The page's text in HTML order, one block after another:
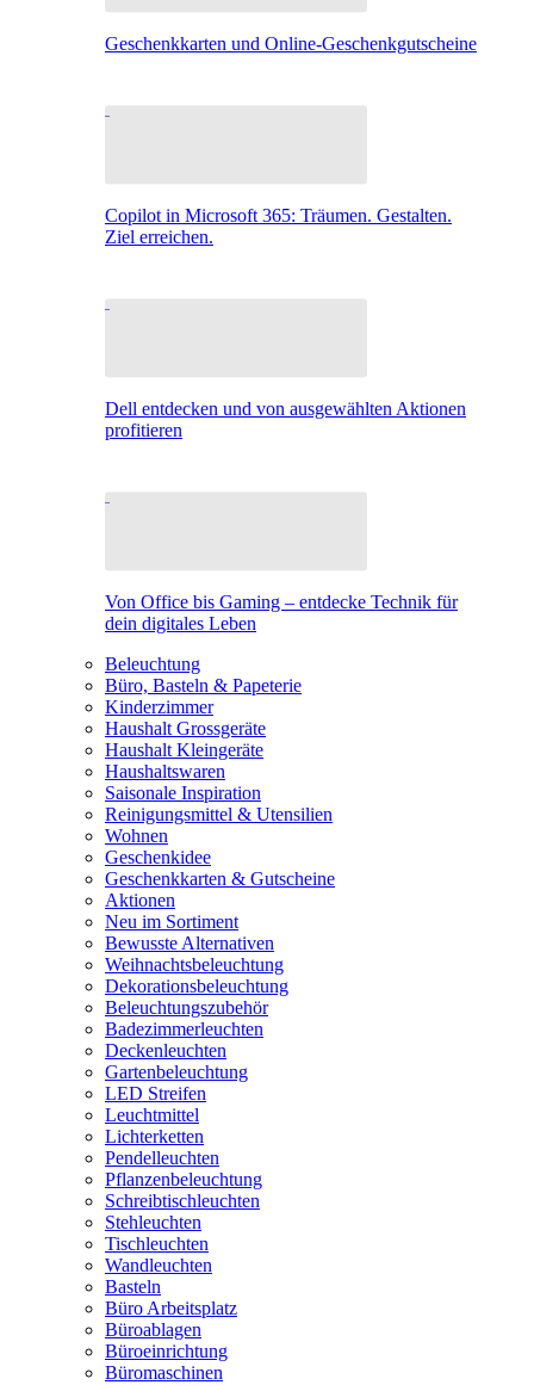
Geschenkkarten und Online-Geschenkgutscheine
Copilot in Microsoft 365: Träumen. Gestalten.
Ziel erreichen.
Dell entdecken und von ausgewählten Aktionen
profitieren
Von Office bis Gaming – entdecke Technik für
dein digitales Leben
Beleuchtung
Büro, Basteln & Papeterie
Kinderzimmer
Haushalt Grossgeräte
Haushalt Kleingeräte
Haushaltswaren
Saisonale Inspiration
Reinigungsmittel & Utensilien
Wohnen
Geschenkidee
Geschenkkarten & Gutscheine
Aktionen
Neu im Sortiment
Bewusste Alternativen
Weihnachtsbeleuchtung
Dekorationsbeleuchtung
Beleuchtungszubehör
Badezimmerleuchten
Deckenleuchten
Gartenbeleuchtung
LED Streifen
Leuchtmittel
Lichterketten
Pendelleuchten
Pflanzenbeleuchtung
Schreibtischleuchten
Stehleuchten
Tischleuchten
Wandleuchten
Basteln
Büro Arbeitsplatz
Büroablagen
Büroeinrichtung
Büromaschinen